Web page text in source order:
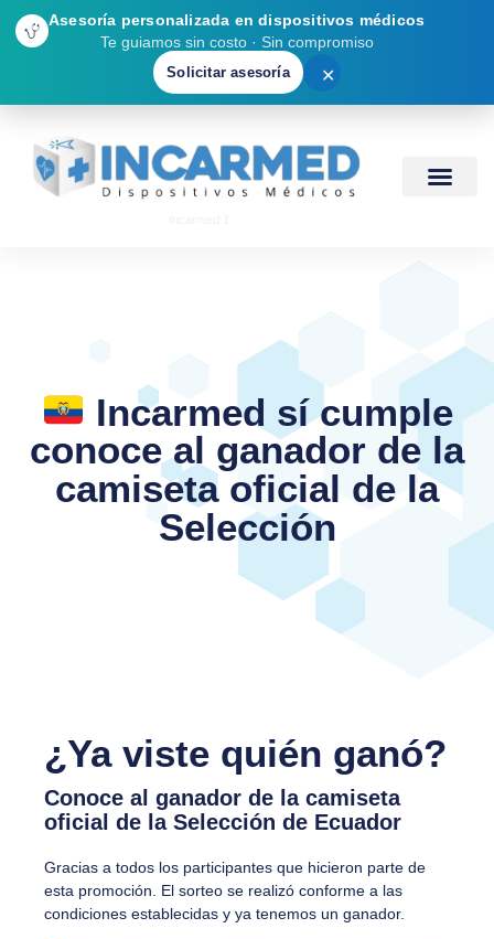
Asesoría personalizada en dispositivos médicos
Te guiamos sin costo · Sin compromiso
Solicitar asesoría ✕
Incarmed sí cumple
conoce al ganador de la
camiseta oficial de la
Selección
¿Ya viste quién ganó?
Conoce al ganador de la camiseta
oficial de la Selección de Ecuador
Gracias a todos los participantes que hicieron parte de
esta promoción. El sorteo se realizó conforme a las
condiciones establecidas y ya tenemos un ganador.